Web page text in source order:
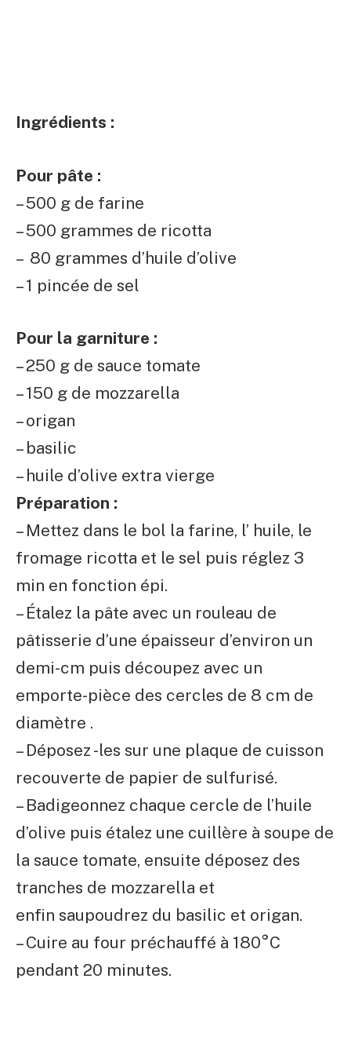
Ingrédients :
Pour pâte :
– 500 g de farine
– 500 grammes de ricotta
– 80 grammes d’huile d’olive
– 1 pincée de sel
Pour la garniture :
– 250 g de sauce tomate
– 150 g de mozzarella
– origan
– basilic
– huile d’olive extra vierge
Préparation :
– Mettez dans le bol la farine, l’ huile, le
fromage ricotta et le sel puis réglez 3
min en fonction épi.
– Étalez la pâte avec un rouleau de
pâtisserie d’une épaisseur d’environ un
demi-cm puis découpez avec un
emporte-pièce des cercles de 8 cm de
diamètre .
– Déposez -les sur une plaque de cuisson
recouverte de papier de sulfurisé.
– Badigeonnez chaque cercle de l’huile
d’olive puis étalez une cuillère à soupe de
la sauce tomate, ensuite déposez des
tranches de mozzarella et
enfin saupoudrez du basilic et origan.
– Cuire au four préchauffé à 180°C
pendant 20 minutes.